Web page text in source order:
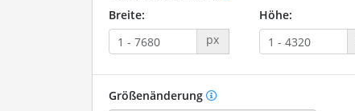
Breite:
px
Höhe:
Größenänderung